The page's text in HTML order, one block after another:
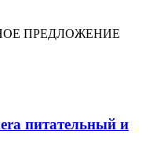
ПРЕДЛОЖЕНИЕ
питательный и